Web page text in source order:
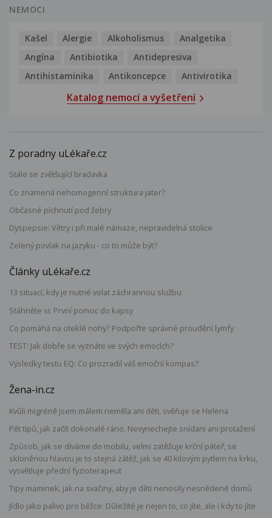
NEMOCI
Kašel Alergie Alkoholismus
Analgetika
Angína
Antibiotika
Antidepresiva
Antihistaminika
Antikoncepce Antivirotika
Katalog nemocí a vyšetření
Z poradny uLékaře.cz
Stále se zvětšující bradavka
Co znamená nehomogenní struktura jater?
Občasné píchnutí pod žebry
Dyspepsie: Větry i při malé námaze, nepravidelná stolice
Zelený povlak na jazyku - co to může být?
Články uLékaře.cz
13 situací, kdy je nutné volat záchrannou službu
Stáhněte si: První pomoc do kapsy
Co pomáhá na oteklé nohy? Podpořte správné proudění lymfy
TEST: Jak dobře se vyznáte ve svých emocích?
Výsledky testu EQ: Co prozradil váš emoční kompas?
Žena-in.cz
Kvůli migréně jsem málem neměla ani děti, svěřuje se Helena
Pět tipů, jak začít dokonalé ráno. Nevynechejte snídani ani protažení
Způsob, jak se díváme do mobilu, velmi zatěžuje krční páteř, se
skloněnou hlavou je to stejná zátěž, jak se 40 kilovým pytlem na krku,
vysvětluje přední fyzioterapeut
Tipy maminek, jak na svačiny, aby je děti nenosily nesnědené domů
Jídlo jako palivo pro běžce: Důležité je nejen to, co jíte, ale i kdy to jíte